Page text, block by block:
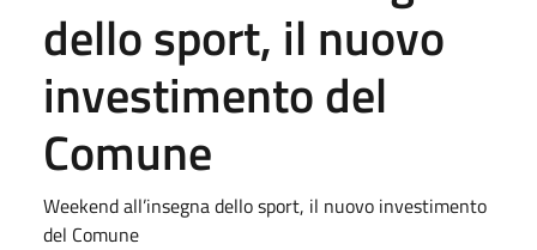
dello sport, il nuovo
investimento del
Comune
Weekend all’insegna dello sport, il nuovo investimento
del Comune